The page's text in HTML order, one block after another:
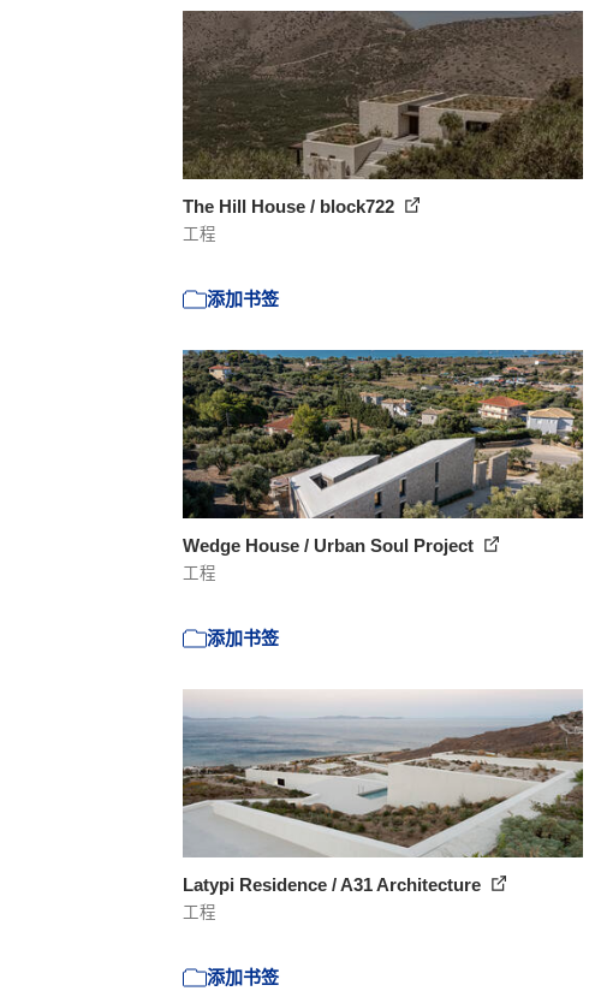
The Hill House / block722
工程
添加书签
Wedge House / Urban Soul Project
工程
添加书签
Latypi Residence / A31 Architecture
工程
添加书签